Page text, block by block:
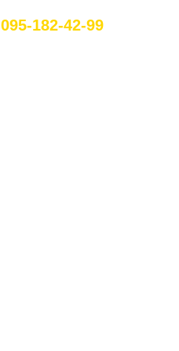
095-182-42-99